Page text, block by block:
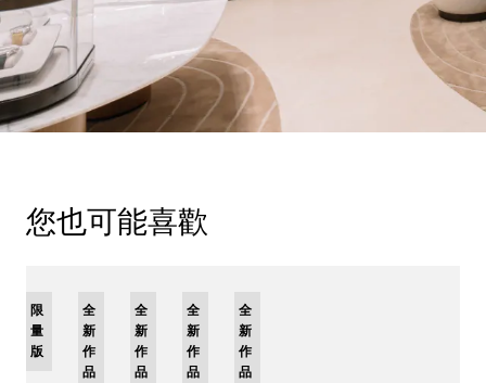
您也可能喜歡
限
量
版
全
新
作
品
全
新
作
品
全
新
作
品
全
新
作
品